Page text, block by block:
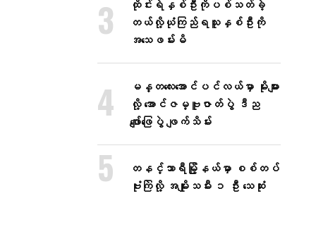
ထိုင်းရဲနှစ်ဦးကိုပစ်သတ်ခဲ့
တယ်လို့ယုံကြည်ရသူနှစ်ဦးကို
အသေဖမ်းမိ
မန္တလေးအောင်ပင်လယ်မှာ မိုးများ
လို့ အောင်ဇမ္ဗူဇာတ်ပွဲ ဒီည
ဖျော်ဖြေပွဲ ဖျက်သိမ်း
တနင်္သာရီမြို့နယ်မှာ စစ်တပ်
ဗုံးကြဲလို့ အမျိုးသမီး ၁ ဦး သေဆုံး